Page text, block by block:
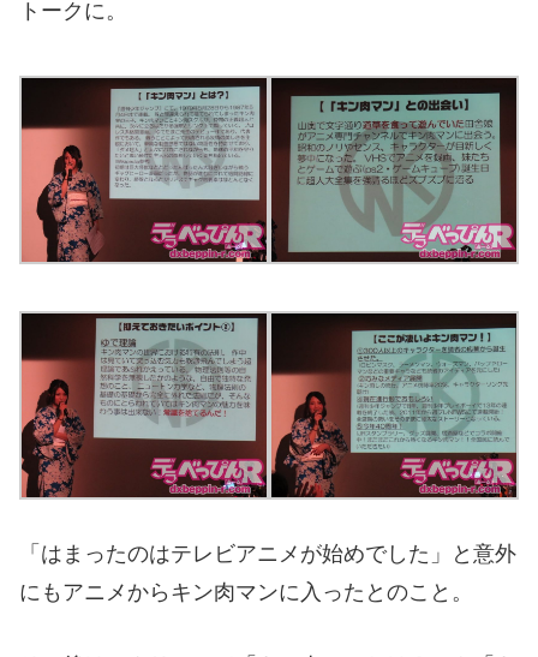
トークに。
「はまったのはテレビアニメが始めでした」と意外
にもアニメからキン肉マンに入ったとのこと。